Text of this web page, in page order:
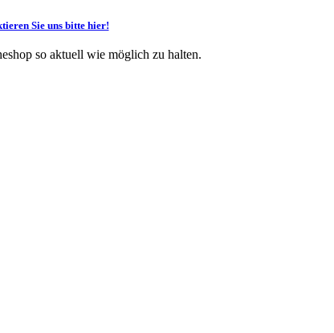
Sie uns bitte hier!
so aktuell wie möglich zu halten.